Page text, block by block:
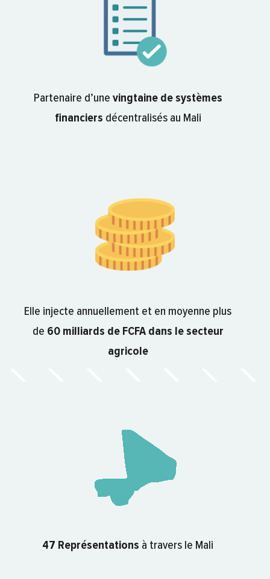
Partenaire d’une vingtaine de systèmes
financiers décentralisés au Mali
Elle injecte annuellement et en moyenne plus
de 60 milliards de FCFA dans le secteur
agricole
47 Représentations à travers le Mali